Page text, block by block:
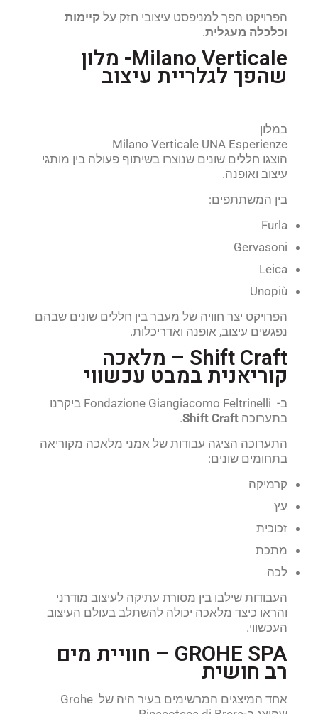
הפרויקט הפך למניפסט עיצובי חזק על קיימות
וכלכלה מעגלית.
Milano Verticale- מלון
שהפך לגלריית עיצוב
במלון
Milano Verticale UNA Esperienze
הוצגו חללים שונים שנוצרו בשיתוף פעולה בין מותגי
עיצוב ואופנה.
בין המשתתפים:
Furla
Gervasoni
Leica
Unopiù
הפרויקט יצר חוויה של מעבר בין חללים שונים שבהם
נפגשים עיצוב, אופנה ואדריכלות.
Shift Craft – מלאכה
קוריאנית במבט עכשווי
ב- Fondazione Giangiacomo Feltrinelli ביקרנו
בתערוכה Shift Craft
.
התערוכה הציגה עבודות של אמני מלאכה מקוריאה
בתחומים שונים:
קרמיקה
עץ
זכוכית
מתכת
לכה
העבודות שילבו בין מסורת עתיקה לעיצוב מודרני
והראו כיצד מלאכה יכולה להשתלב בעולם העיצוב
העכשווי.
GROHE SPA – חוויית מים
רב חושית
אחד המיצגים המרשימים בעיר היה של Grohe